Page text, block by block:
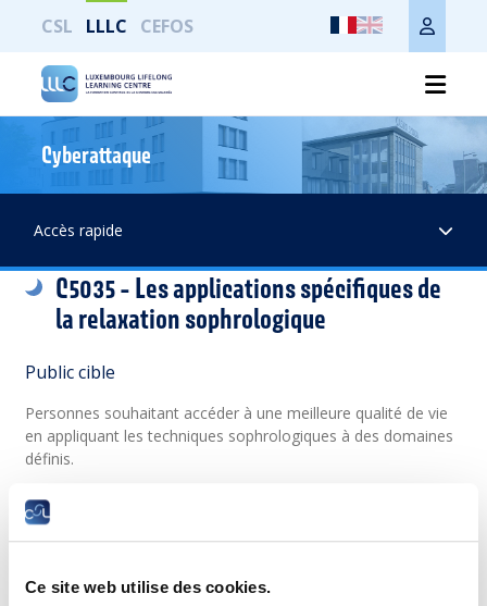
Ce site web utilise des cookies.
CSL LLLC CEFOS
Cyberattaque
Accès rapide
C5035 - Les applications spécifiques de
la relaxation sophrologique
Public cible
Personnes souhaitant accéder à une meilleure qualité de vie
en appliquant les techniques sophrologiques à des domaines
définis.
Objectifs
Développer ses capacités de mémorisation.
Améliorer sa concentration.